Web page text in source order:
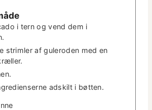
i tern og vend dem i
strim­ler af gulero­den med en
adskilt i bøtten.